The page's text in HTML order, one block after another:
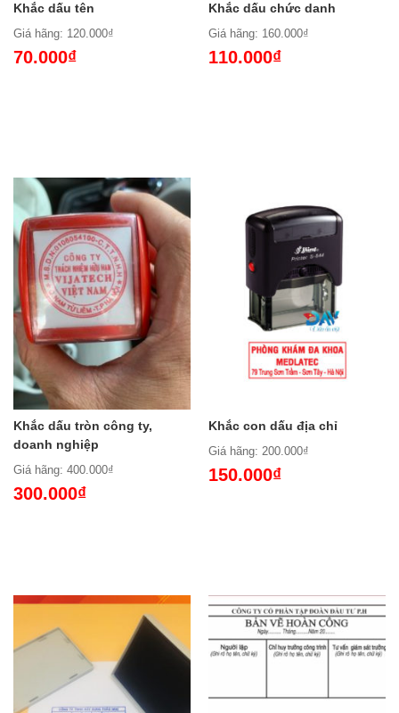
Khắc dấu tên
Giá hãng: 120.000₫
70.000₫
Khắc dấu chức danh
Giá hãng: 160.000₫
110.000₫
Khắc dấu tròn công ty,
doanh nghiệp
Giá hãng: 400.000₫
300.000₫
Khắc con dấu địa chỉ
Giá hãng: 200.000₫
150.000₫